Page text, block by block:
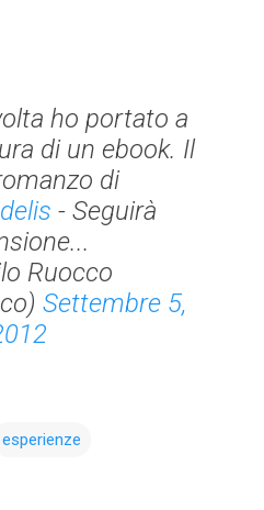
ho portato a
di un ebook. Il
di
- Seguirà
Ruocco
Settembre 5,
esperienze